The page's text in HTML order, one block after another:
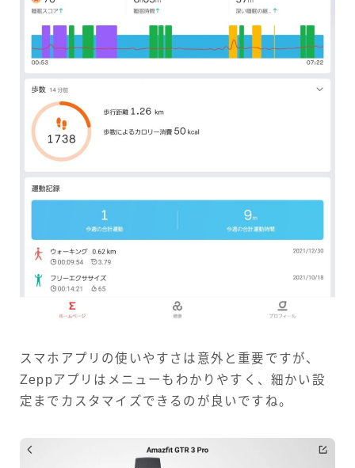
スマホアプリの使いやすさは意外と重要ですが、
Zeppアプリはメニューもわかりやすく、細かい設
定までカスタマイズできるのが良いですね。